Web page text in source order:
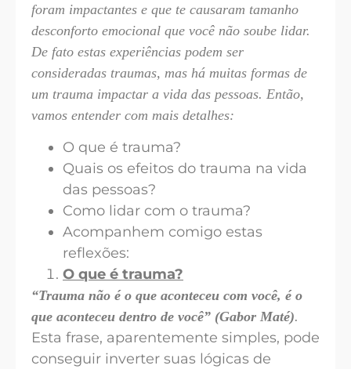
foram impactantes e que te causaram tamanho
desconforto emocional que você não soube lidar.
De fato estas experiências podem ser
consideradas traumas, mas há muitas formas de
um trauma impactar a vida das pessoas. Então,
vamos entender com mais detalhes:
O que é trauma?
Quais os efeitos do trauma na vida
das pessoas?
Como lidar com o trauma?
Acompanhem comigo estas
reflexões:
O que é trauma?
“Trauma não é o que aconteceu com você, é o
que aconteceu dentro de você” (Gabor Maté).
Esta frase, aparentemente simples, pode
conseguir inverter suas lógicas de